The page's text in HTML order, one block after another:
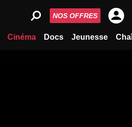
Cinéma Docs Jeunesse
NOS OFFRES